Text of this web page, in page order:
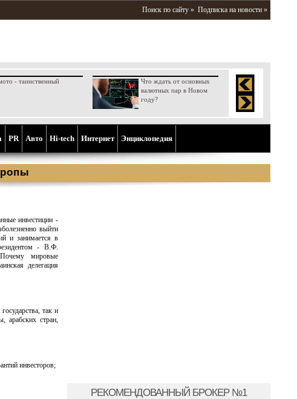
Поиск по сайту » Подписка на новости »
- таинственный
Что ждать от основных
валютных пар в Новом
году?
PR Aвто Hi-tech Интернет Энциклопедия
инвестиции -
выйти
и занимается в
- В.Ф.
мировые
делегация
так и
арабских стран,
инвесторов;
РЕКОМЕНДОВАННЫЙ БРОКЕР №1